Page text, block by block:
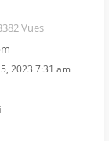
Vues
2023 7:31 am